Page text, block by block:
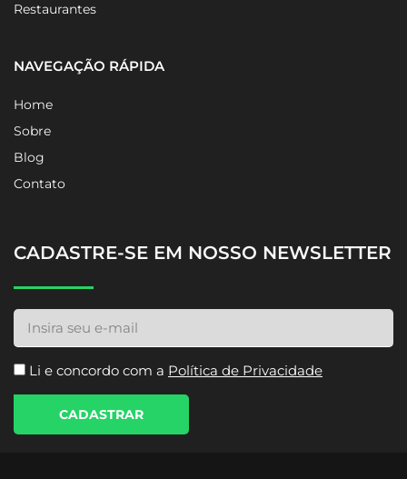
Restaurantes
NAVEGAÇÃO RÁPIDA
Home
Sobre
Blog
Contato
CADASTRE-SE EM NOSSO NEWSLETTER
Li e concordo com a Política de Privacidade
CADASTRAR